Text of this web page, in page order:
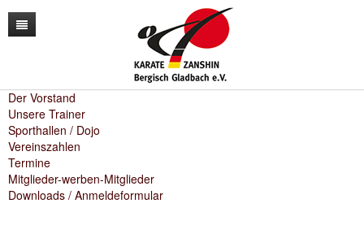
Unser Verein
Der Vorstand
Unsere Trainer
Sporthallen / Dojo
Unser Training
Karate
Kara-T-robic
Lehrgänge
Kontakt
Der Vorstand
Unsere Trainer
Sporthallen / Dojo
Vereinszahlen
Termine
Mitglieder-werben-Mitglieder
Downloads / Anmeldeformular